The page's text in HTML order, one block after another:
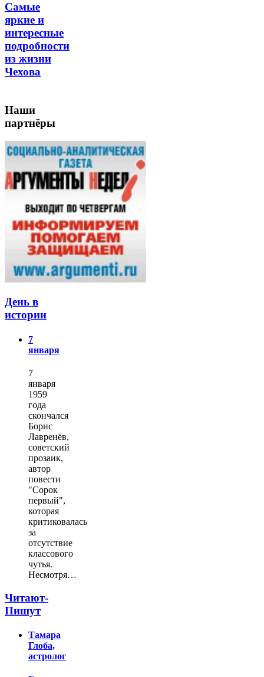
Самые
яркие и
интересные
подробности
из жизни
Чехова
Наши
партнёры
День в
истории
7
января
7
января
1959
года
скончался
Борис
Лавренёв,
советский
прозаик,
автор
повести
"Сорок
первый",
которая
критиковалась
за
отсутствие
классового
чутья.
Несмотря…
Читают-
Пишут
Тамара
Глоба,
астролог